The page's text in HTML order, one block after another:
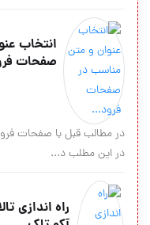
انتخاب
صفحات
در مطالب قبل با صفحات
در این مطلب د...
راه اندازی